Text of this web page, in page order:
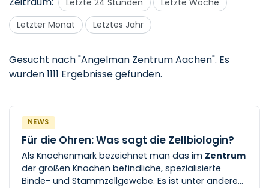
Letzte 24 Stunden
Letzte Woche
Letzter Monat
Letztes Jahr
Gesucht nach "Angelman Zentrum Aachen". Es
wurden 1111 Ergebnisse gefunden.
NEWS
Für die Ohren: Was sagt die Zellbiologin?
Als Knochenmark bezeichnet man das im Zentrum
der großen Knochen befindliche, spezialisierte
Binde- und Stammzellgewebe. Es ist unter anderem